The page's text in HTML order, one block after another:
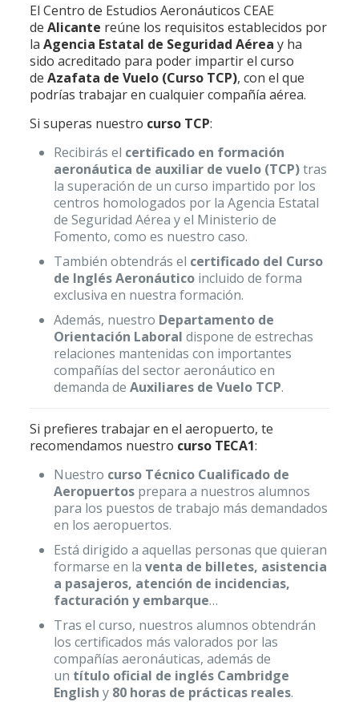
El Centro de Estudios Aeronáuticos CEAE
de Alicante reúne los requisitos establecidos por
la Agencia Estatal de Seguridad Aérea y ha
sido acreditado para poder impartir el curso
de Azafata de Vuelo (Curso TCP), con el que
podrías trabajar en cualquier compañía aérea.
Si superas nuestro curso TCP:
Recibirás el certificado en formación
aeronáutica de auxiliar de vuelo (TCP)tras
la superación de un curso impartido por los
centros homologados por la Agencia Estatal
de Seguridad Aérea y el Ministerio de
Fomento, como es nuestro caso.
También obtendrás el certificado del Curso
de Inglés Aeronáutico incluido de forma
exclusiva en nuestra formación.
Además, nuestro Departamento de
Orientación Laboral dispone de estrechas
relaciones mantenidas con importantes
compañías del sector aeronáutico en
demanda de Auxiliares de Vuelo TCP.
Si prefieres trabajar en el aeropuerto, te
recomendamos nuestro curso TECA1:
Nuestro curso Técnico Cualificado de
Aeropuertosprepara a nuestros alumnos
para los puestos de trabajo más demandados
en los aeropuertos.
Está dirigido a aquellas personas que quieran
formarse en la venta de billetes, asistencia
a pasajeros, atención de incidencias,
facturación y embarque…
Tras el curso, nuestros alumnos obtendrán
los certificados más valorados por las
compañías aeronáuticas, además de
un título oficial de inglés Cambridge
English y80 horas de prácticas reales.